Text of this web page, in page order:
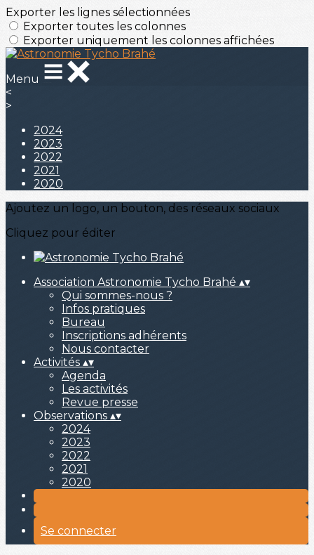
Exporter les lignes sélectionnées
Exporter toutes les colonnes
Exporter uniquement les colonnes affichées
Menu
<
>
2024
2023
2022
2021
2020
Ajoutez un logo, un bouton, des réseaux sociaux
Cliquez pour éditer
Association Astronomie Tycho Brahé ▴▾
Qui sommes-nous ?
Infos pratiques
Bureau
Inscriptions adhérents
Nous contacter
Activités ▴▾
Agenda
Les activités
Revue presse
Observations ▴▾
2024
2023
2022
2021
2020
Se connecter